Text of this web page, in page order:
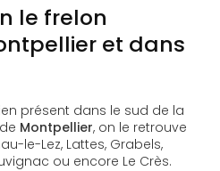
le frelon
et dans
présent dans le sud de la
Montpellier, on le retrouve
le-Lez, Lattes, Grabels,
ou encore Le Crès.